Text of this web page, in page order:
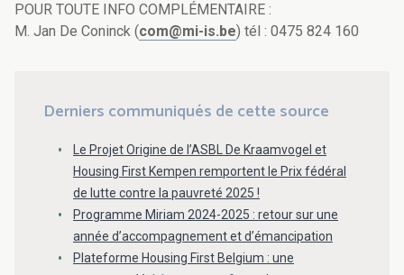
POUR TOUTE INFO COMPLÉMENTAIRE :
M. Jan De Coninck (com@mi-is.be) tél : 0475 824 160
Derniers communiqués de cette source
Le Projet Origine de l’ASBL De Kraamvogel et
Housing First Kempen remportent le Prix fédéral
de lutte contre la pauvreté 2025 !
Programme Miriam 2024-2025 : retour sur une
année d’accompagnement et d’émancipation
Plateforme Housing First Belgium : une